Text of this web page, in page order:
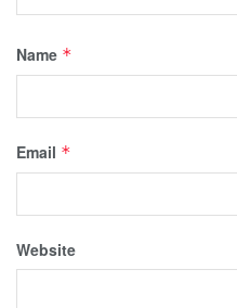
Name *
Email *
Website